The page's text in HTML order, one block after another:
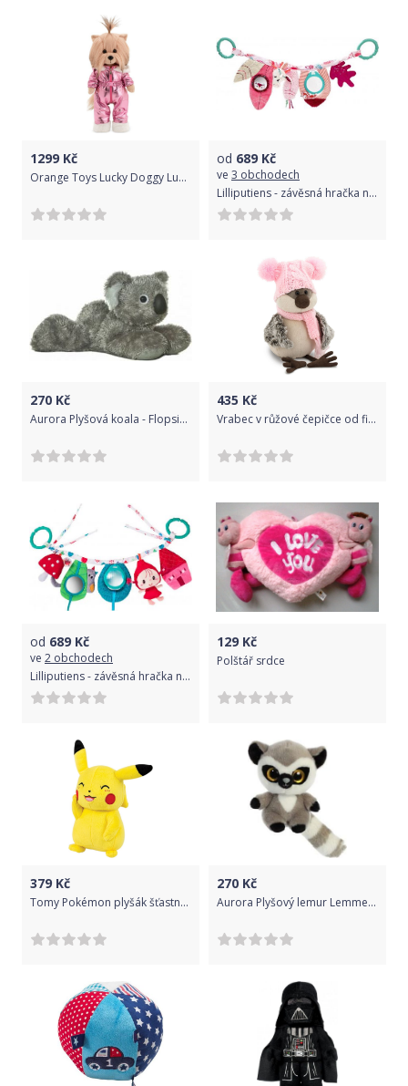
1299 Kč
Orange Toys Lucky Doggy Lucky Yoyo Mountain Stroll Yoyo s tělíčkem s kostřičkou LD2/081
od 689 Kč
ve 3 obchodech
Lilliputiens - závěsná hračka na kočárek - jednorožec Louise
270 Kč
Aurora Plyšová koala - Flopsies Mini (20,5 cm)
435 Kč
Vrabec v růžové čepičce od firmy ORANGE TOYS
od 689 Kč
ve 2 obchodech
Lilliputiens - závěsná hračka na kočárek - Červená Karkulka
129 Kč
Polštář srdce
379 Kč
Tomy Pokémon plyšák šťastný Pikachu 20 cm
270 Kč
Aurora Plyšový lemur Lemmee Baby - YooHoo (12,5 cm)